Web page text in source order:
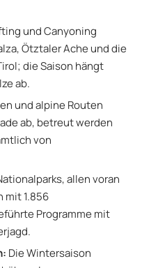
und Canyoning
Ötztaler Ache und die
die Saison hängt
ab.
und alpine Routen
ab, betreut werden
von
allen voran
mit 1.856
Programme mit
Die Wintersaison